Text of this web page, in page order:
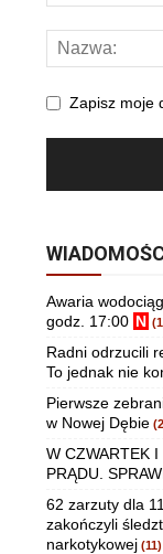
Zapisz moje
Awaria
godz. 17:00 N
Radni odrzucili
To jednak nie
Pierwsze
w Nowej Dębie
W CZWARTEK
PRĄDU.
62 zarzuty dla
zakończyli
narkotykowej (11)